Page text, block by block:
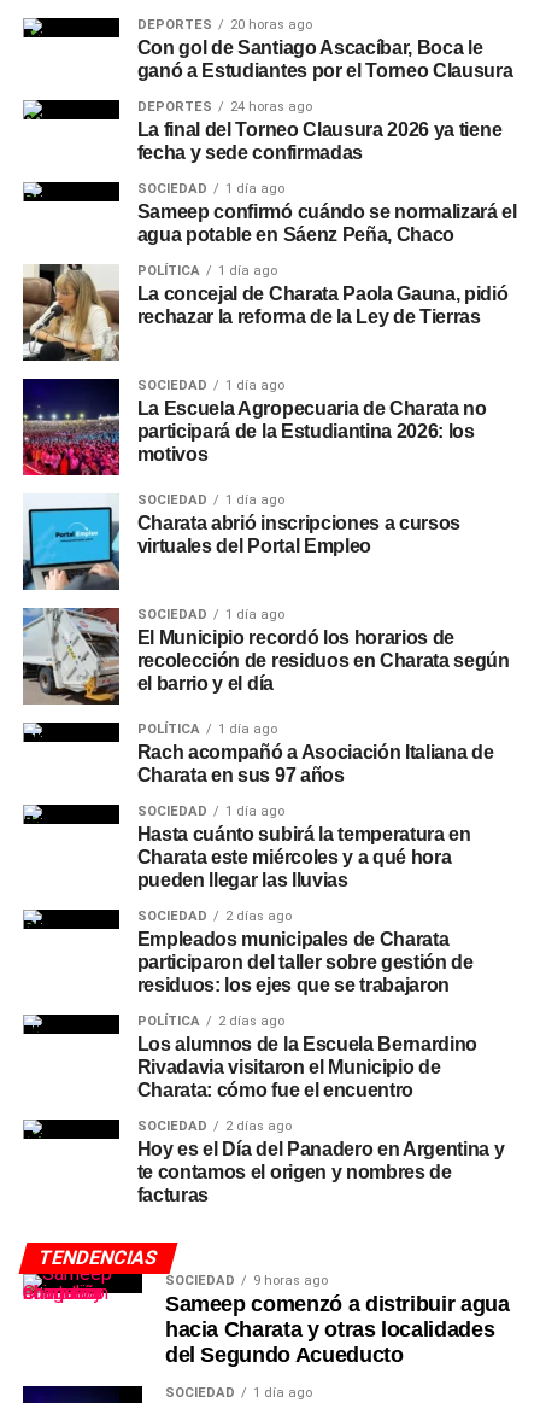
DEPORTES 20 horas ago
Con gol de Santiago Ascacíbar, Boca le
ganó a Estudiantes por el Torneo Clausura
DEPORTES 24 horas ago
La final del Torneo Clausura 2026 ya tiene
fecha y sede confirmadas
SOCIEDAD 1 día ago
Sameep confirmó cuándo se normalizará el
agua potable en Sáenz Peña, Chaco
POLÍTICA 1 día ago
La concejal de Charata Paola Gauna, pidió
rechazar la reforma de la Ley de Tierras
SOCIEDAD 1 día ago
La Escuela Agropecuaria de Charata no
participará de la Estudiantina 2026: los
motivos
SOCIEDAD 1 día ago
Charata abrió inscripciones a cursos
virtuales del Portal Empleo
SOCIEDAD 1 día ago
El Municipio recordó los horarios de
recolección de residuos en Charata según
el barrio y el día
POLÍTICA 1 día ago
Rach acompañó a Asociación Italiana de
Charata en sus 97 años
SOCIEDAD 1 día ago
Hasta cuánto subirá la temperatura en
Charata este miércoles y a qué hora
pueden llegar las lluvias
SOCIEDAD 2 días ago
Empleados municipales de Charata
participaron del taller sobre gestión de
residuos: los ejes que se trabajaron
POLÍTICA 2 días ago
Los alumnos de la Escuela Bernardino
Rivadavia visitaron el Municipio de
Charata: cómo fue el encuentro
SOCIEDAD 2 días ago
Hoy es el Día del Panadero en Argentina y
te contamos el origen y nombres de
facturas
TENDENCIAS
SOCIEDAD 9 horas ago
Sameep comenzó a distribuir agua
hacia Charata y otras localidades
del Segundo Acueducto
SOCIEDAD 1 día ago